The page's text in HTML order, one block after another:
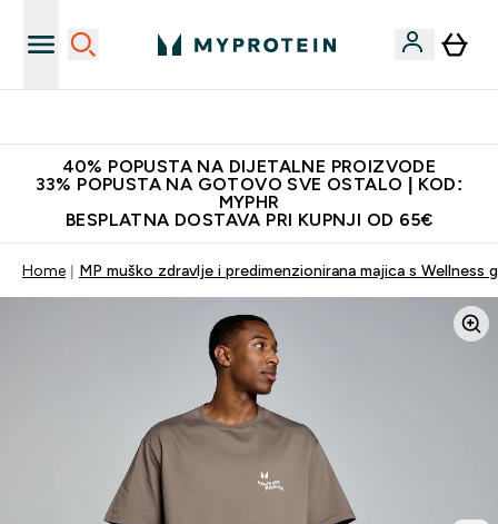
40% POPUSTA NA DIJETALNE PROIZVODE
33% POPUSTA NA GOTOVO SVE OSTALO | KOD:
MYPHR
BESPLATNA DOSTAVA PRI KUPNJI OD 65€
Home MP muško zdravlje i predimenzionirana majica s Wellness